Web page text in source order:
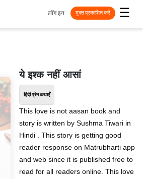
☰
लॉग इन मुक्त प्रकाशित करें
ये इश्क नहीं आसां
हिंदी प्रेम कथाएँ
This love is not aasan book and
story is written by Sushma Tiwari in
Hindi . This story is getting good
reader response on Matrubharti app
and web since it is published free to
read for all readers online. This love